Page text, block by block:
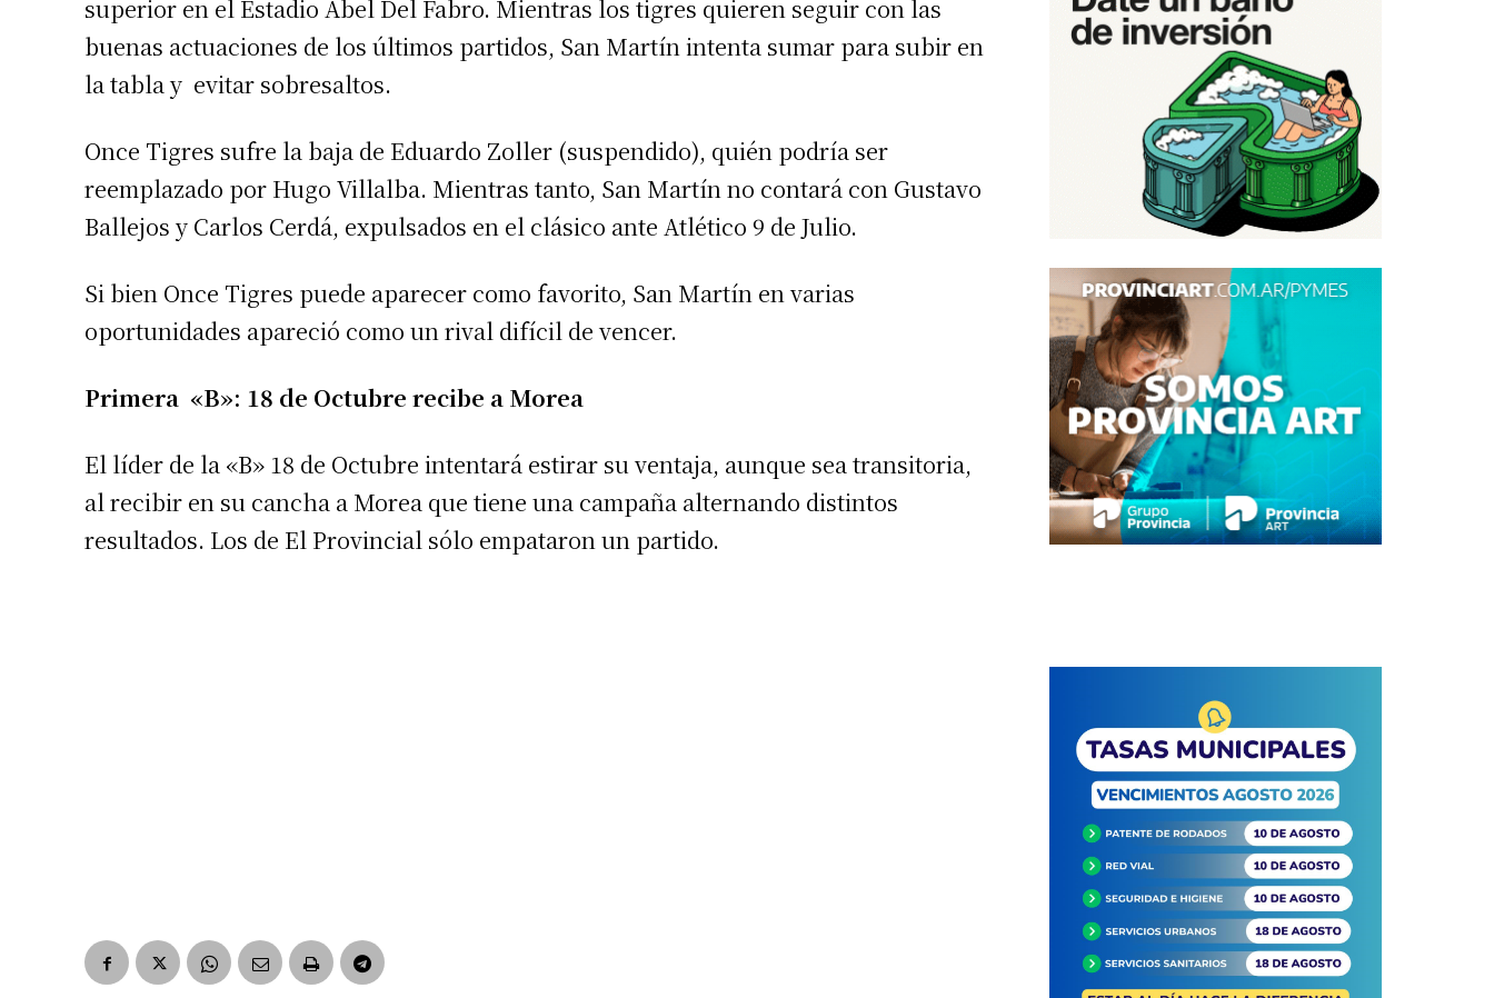
superior en el Estadio Abel Del Fabro. Mientras los tigres quieren seguir con las
buenas actuaciones de los últimos partidos, San Martín intenta sumar para subir en
la tabla y evitar sobresaltos.
Once Tigres sufre la baja de Eduardo Zoller (suspendido), quién podría ser
reemplazado por Hugo Villalba. Mientras tanto, San Martín no contará con Gustavo
Ballejos y Carlos Cerdá, expulsados en el clásico ante Atlético 9 de Julio.
Si bien Once Tigres puede aparecer como favorito, San Martín en varias
oportunidades apareció como un rival difícil de vencer.
Primera «B»: 18 de Octubre recibe a Morea
El líder de la «B» 18 de Octubre intentará estirar su ventaja, aunque sea transitoria,
al recibir en su cancha a Morea que tiene una campaña alternando distintos
resultados. Los de El Provincial sólo empataron un partido.